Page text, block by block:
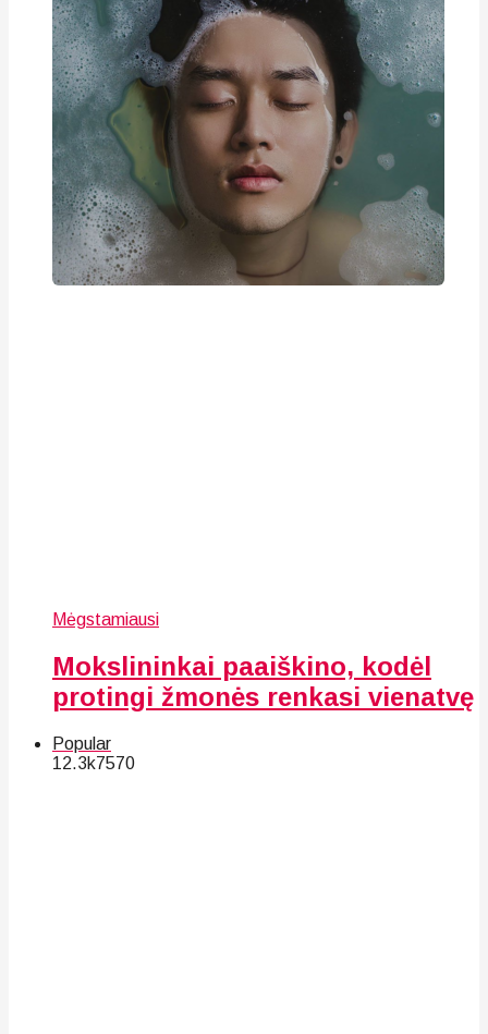
Mėgstamiausi
Mokslininkai paaiškino, kodėl
protingi žmonės renkasi vienatvę
Popular
12.3k7570